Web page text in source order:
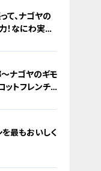
て、ナゴヤの
！なにわ実験
～ナゴヤのギモ
ットフレンチ
最もおいしく